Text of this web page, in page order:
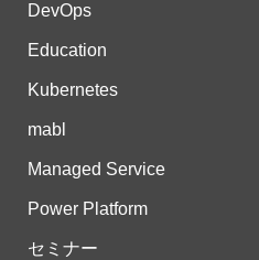
DevOps
Education
Kubernetes
mabl
Managed Service
Power Platform
セミナー